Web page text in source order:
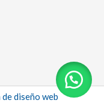
diseño web